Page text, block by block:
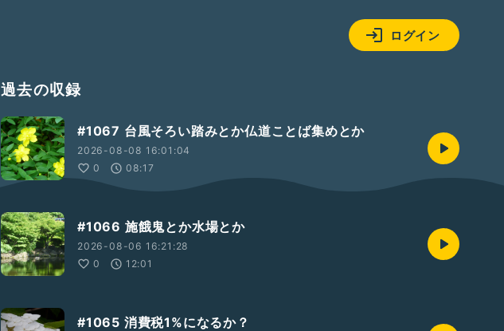
ログイン
過去の収録
#1067 台風そろい踏みとか仏道ことば集めとか
2026-08-08 16:01:04
0
08:17
#1066 施餓鬼とか水場とか
2026-08-06 16:21:28
0
12:01
#1065 消費税1%になるか？